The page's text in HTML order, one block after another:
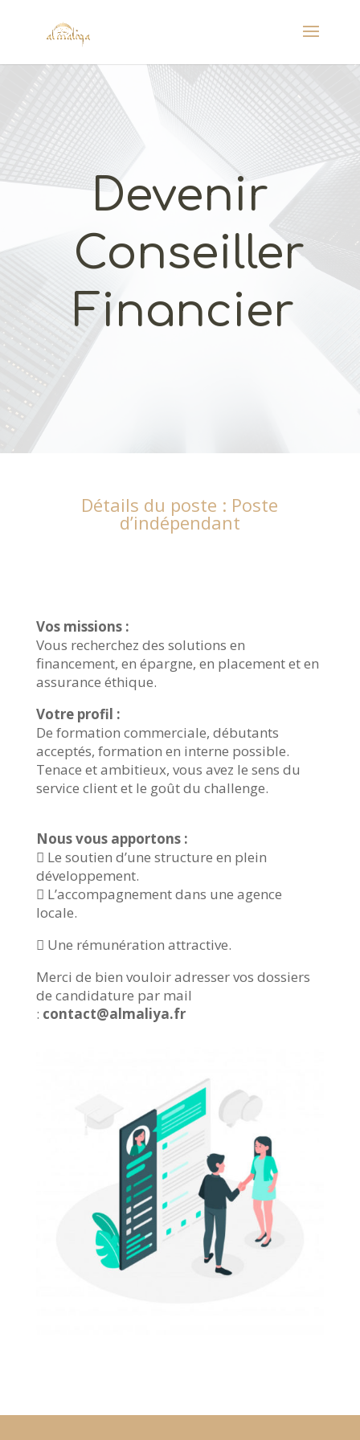
Devenir
Conseiller
Financier
Détails du poste : Poste
d’indépendant
Vos missions :
Vous recherchez des solutions en
financement, en épargne, en placement et en
assurance éthique.
Votre profil :
De formation commerciale, débutants
acceptés, formation en interne possible.
Tenace et ambitieux, vous avez le sens du
service client et le goût du challenge.
Nous vous apportons :
 Le soutien d’une structure en plein
développement.
 L’accompagnement dans une agence
locale.
 Une rémunération attractive.
Merci de bien vouloir adresser vos dossiers
de candidature par mail
: contact@almaliya.fr